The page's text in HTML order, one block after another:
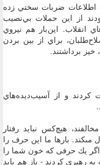
اطلاعات ضربات سختي زده
از اين حملات بي‌نصيب
انقلاب. اين‌بار هم نيروي
براي از بين بردن
برداشتند.
كردند و از آسيب‌ديده‌هاي
هيچ‌كس نبايد رفتار
بارها ما اين حرف را
يك حرفى كه خون شما را
رهبرى كردند - باز هم بايد